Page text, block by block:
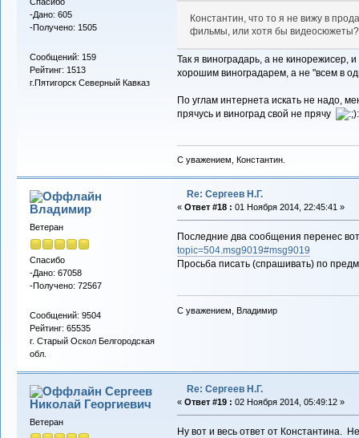
-Дано: 605
-Получено: 1505
Сообщений: 159
Рейтинг: 1513
г.Пятигорск Северный Кавказ
Константин, что то я не вижу в
фильмы, или хотя бы видеосюжеты?
Так я виноградарь, а не кинорежисер,
хорошим виноградарем, а не "всем в
По углам интернета искать не надо,
прячусь и виноград свой не прячу
С уважением, Константин.
Владимиp
Ветеран
Спасибо
-Дано: 67058
-Получено: 72567
Сообщений: 9504
Рейтинг: 65535
г. Старый Оскол Белгородская
обл.
Re: Сергеев Н.Г.
« Ответ #18 : 01 Ноября 2014, 22:45:41 »
Последние два сообщения перенес
topic=504.msg9019#msg9019
Просьба писать (спрашивать) по
С уважением, Владимир
Сергеев
Николай Георгиевич
Ветеран
Re: Сергеев Н.Г.
« Ответ #19 : 02 Ноября 2014, 05:49:12 »
Ну вот и весь ответ от Константина.